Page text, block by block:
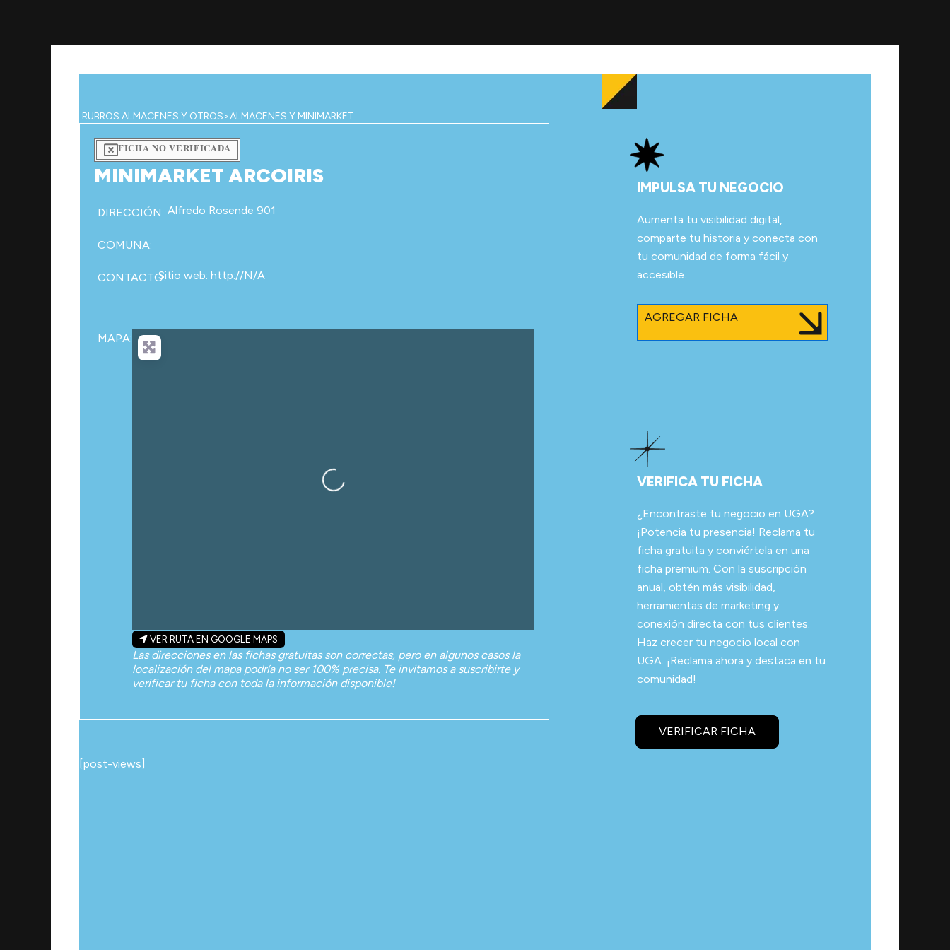
contenido
RUBROS:ALMACENES Y OTROS>ALMACENES Y MINIMARKET
FICHA NO VERIFICADA
MINIMARKET ARCOIRIS
DIRECCIÓN: Alfredo Rosende 901
COMUNA:
CONTACTO:Sitio web: http://N/A
MAPA:
Cargando…
VER RUTA EN GOOGLE MAPS
Las direcciones en las fichas gratuitas son correctas, pero en algunos casos la
localización del mapa podría no ser 100% precisa. Te invitamos a suscribirte y
verificar tu ficha con toda la información disponible!
[post-views]
IMPULSA TU NEGOCIO
Aumenta tu visibilidad digital,
comparte tu historia y conecta con
tu comunidad de forma fácil y
accesible.
AGREGAR FICHA
VERIFICA TU FICHA
¿Encontraste tu negocio en UGA?
¡Potencia tu presencia! Reclama tu
ficha gratuita y conviértela en una
ficha premium. Con la suscripción
anual, obtén más visibilidad,
herramientas de marketing y
conexión directa con tus clientes.
Haz crecer tu negocio local con
UGA. ¡Reclama ahora y destaca en tu
comunidad!
VERIFICAR FICHA